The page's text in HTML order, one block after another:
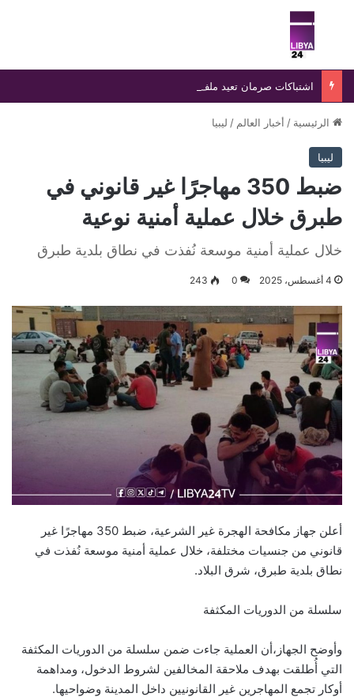
بحث عن
اشتباكات صرمان تعيد ملف الانفلات الأمني إلى الواجهة
الرئيسية / أخبار العالم / ليبيا
ليبيا
ضبط 350 مهاجرًا غير قانوني في
طبرق خلال عملية أمنية نوعية
خلال عملية أمنية موسعة نُفذت في نطاق بلدية طبرق
4 أغسطس، 2025 0
243
أعلن جهاز مكافحة الهجرة غير الشرعية، ضبط 350 مهاجرًا غير
قانوني من جنسيات مختلفة، خلال عملية أمنية موسعة نُفذت في
نطاق بلدية طبرق، شرق البلاد.
سلسلة من الدوريات المكثفة
وأوضح الجهاز،أن العملية جاءت ضمن سلسلة من الدوريات المكثفة
التي أُطلقت بهدف ملاحقة المخالفين لشروط الدخول، ومداهمة
أوكار تجمع المهاجرين غير القانونيين داخل المدينة وضواحيها.